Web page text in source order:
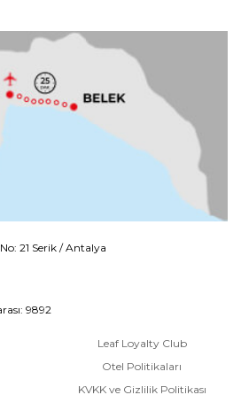
21 Serik / Antalya
9892
Leaf Loyalty Club
Otel Politikaları
KVKK ve Gizlilik Politikası